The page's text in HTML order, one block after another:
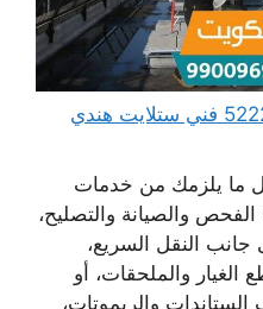
فني ستلايت المطلاع 52227330 فني ستلايت هندي
ما يلزمك من خدمات
والصيانة والتصليح،
النقل السريع،
الغيار والملحقات، أو
الستاندات والريموتات،